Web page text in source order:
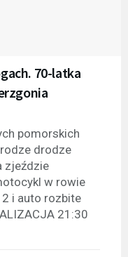
70-latka
pomorskich
drodze
zjeździe
w rowie
i auto rozbite
21:30